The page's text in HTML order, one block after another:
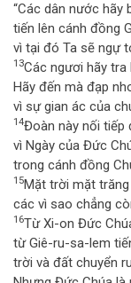
“Các dân nước hãy
tiến lên cánh đồng
vì tại đó Ta sẽ ngự
13Các ngươi hãy tra
Hãy đến mà đạp
vì sự gian ác của
14Đoàn này nối tiếp
vì Ngày của Đức
trong cánh đồng
15Mặt trời mặt
các vì sao chẳng
16Từ Xi-on Đức
từ Giê-ru-sa-lem
trời và đất chuyển